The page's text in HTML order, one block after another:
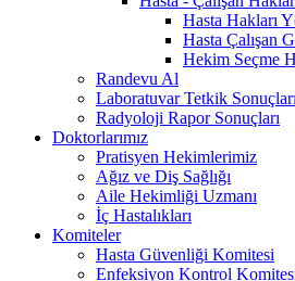
Hasta Hakları
Hasta Çalışan
Hekim Seçme
Randevu Al
Laboratuvar Tetkik Sonuçları
Radyoloji Rapor Sonuçları
Doktorlarımız
Pratisyen Hekimlerimiz
Ağız ve Diş Sağlığı
Aile Hekimliği Uzmanı
İç Hastalıkları
Komiteler
Hasta Güvenliği Komitesi
Enfeksiyon Kontrol